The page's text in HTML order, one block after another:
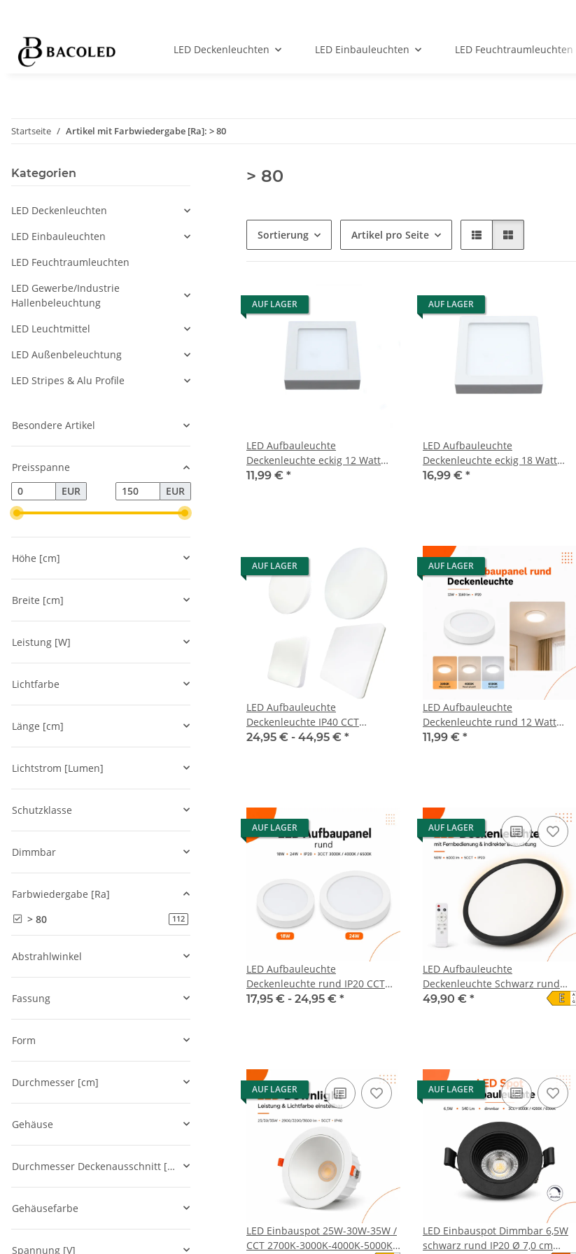
LED Deckenleuchten LED Einbauleuchten LED Feuchtraumleuchten
Startseite Artikel mit Farbwiedergabe [Ra]: > 80
> 80
Sortierung Artikel pro Seite
AUF LAGER
LED Aufbauleuchte
Deckenleuchte eckig 12 Watt
IP20
11,99 € *
AUF LAGER
LED Aufbauleuchte
Deckenleuchte eckig 18 Watt
IP20
16,99 € *
AUF LAGER
LED Aufbauleuchte
Deckenleuchte IP40 CCT
3000K/4000K/6500K
24,95 € - 44,95 € *
AUF LAGER
LED Aufbauleuchte
Deckenleuchte rund 12 Watt
IP20
11,99 € *
AUF LAGER
LED Aufbauleuchte
Deckenleuchte rund IP20 CCT
3000K/4000K/6500K
17,95 € - 24,95 € *
AUF LAGER
LED Aufbauleuchte
Deckenleuchte Schwarz rund
50W mit Fernbedienung -
49,90 € * A
↑
G
E
AUF LAGER
LED Einbauspot 25W-30W-35W /
CCT 2700K-3000K-4000K-5000K-
AUF LAGER
LED Einbauspot Dimmbar 6,5W
schwarz rund IP20 Ø 7,0 cm
Kategorien
LED Deckenleuchten
LED Einbauleuchten
LED Feuchtraumleuchten
LED Gewerbe/Industrie
Hallenbeleuchtung
LED Leuchtmittel
LED Außenbeleuchtung
LED Stripes & Alu Profile
Besondere Artikel
Preisspanne
EUR
EUR
Höhe [cm]
Breite [cm]
Leistung [W]
Lichtfarbe
Länge [cm]
Lichtstrom [Lumen]
Schutzklasse
Dimmbar
Farbwiedergabe [Ra]
> 80
112Artikel gefunden
Abstrahlwinkel
Fassung
Form
Durchmesser [cm]
Gehäuse
Durchmesser Deckenausschnitt [cm]
Gehäusefarbe
Spannung [V]